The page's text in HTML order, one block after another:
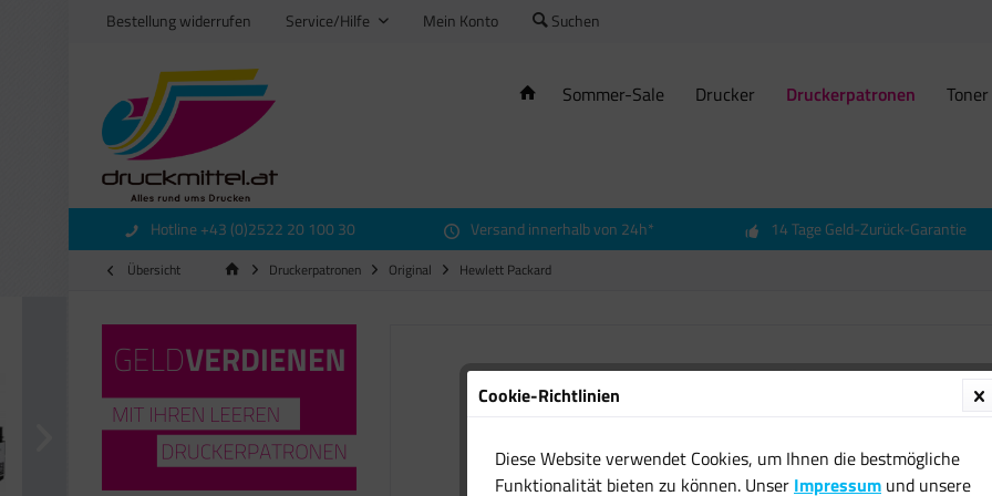
Bestellung widerrufen Service/Hilfe Mein Konto Suchen
Sommer-Sale Drucker Druckerpatronen Toner
Hotline +43 (0)2522 20 100 30 Versand innerhalb von 24h* 14 Tage Geld-Zurück-Garantie
Übersicht Druckerpatronen Original Hewlett Packard
cyan
7110
Cookie-Richtlinien
Diese Website verwendet Cookies, um Ihnen die bestmögliche
Funktionalität bieten zu können. Unser Impressum und unsere